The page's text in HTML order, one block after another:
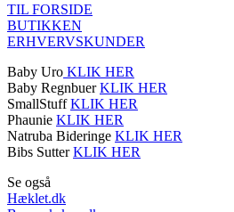
TIL FORSIDE
BUTIKKEN
ERHVERVSKUNDER
Baby Uro KLIK HER
Baby RegnbuerKLIK HER
SmallStuffKLIK HER
Phaunie KLIK HER
Natruba Bideringe KLIK HER
Bibs SutterKLIK HER
Se også
Hæklet.dk